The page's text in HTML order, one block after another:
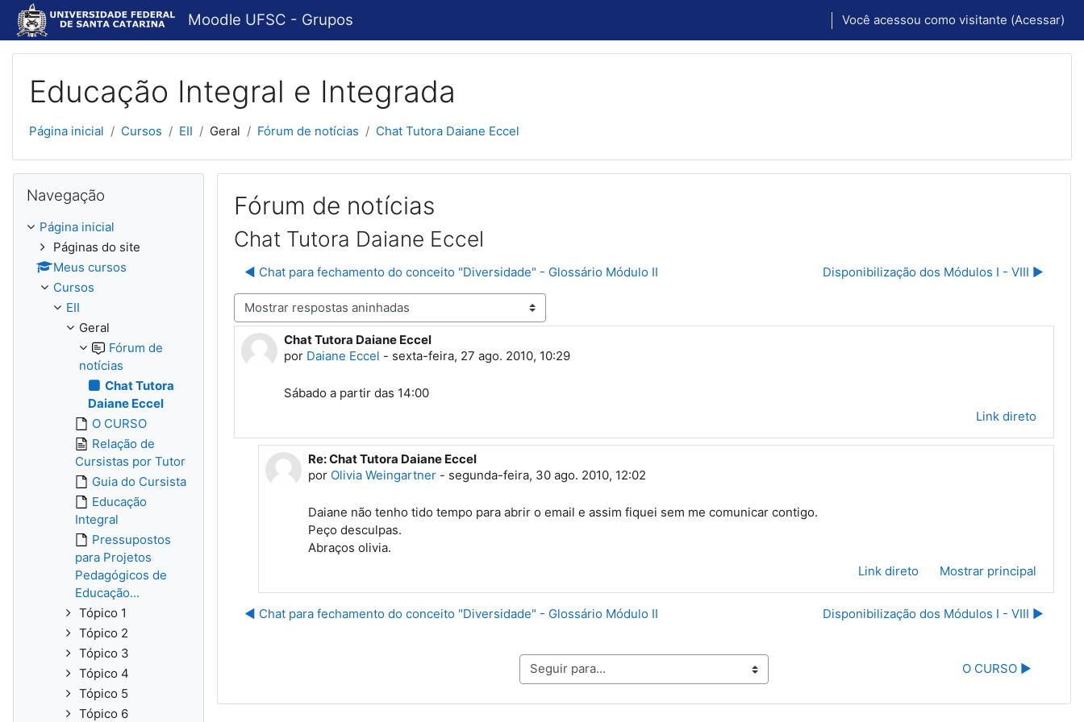
Ir para o conteúdo principal
Moodle UFSC - Grupos Você acessou como visitante (Acessar)
Educação Integral e Integrada
Página inicial Cursos EII Geral Fórum de notícias Chat Tutora Daiane Eccel
Fórum de notícias
Chat Tutora Daiane Eccel
◀︎ Chat para fechamento do conceito "Diversidade" - Glossário Módulo II Disponibilização dos Módulos I - VIII ▶︎
Modo de visualização
Chat Tutora Daiane Eccel
por Daiane Eccel - sexta-feira, 27 ago. 2010, 10:29
Número de respostas: 1
Sábado a partir das 14:00
Link direto
Em resposta à Daiane Eccel
Re: Chat Tutora Daiane Eccel
por Olivia Weingartner - segunda-feira, 30 ago. 2010, 12:02
Daiane não tenho tido tempo para abrir o email e assim fiquei sem me comunicar contigo.
Peço desculpas.
Abraços olivia.
Link direto
Mostrar principal
◀︎ Chat para fechamento do conceito "Diversidade" - Glossário Módulo II Disponibilização dos Módulos I - VIII ▶︎
Seguir para... O CURSO ▶︎
Navegação
Página inicial
Páginas do site
Meus cursos
Cursos
EII
Geral
Fórum de
notícias
Chat Tutora
Daiane Eccel
O CURSO
Relação de
Cursistas por Tutor
Guia do Cursista
Educação
Integral
Pressupostos
para Projetos
Pedagógicos de
Educação...
Tópico 1
Tópico 2
Tópico 3
Tópico 4
Tópico 5
Tópico 6